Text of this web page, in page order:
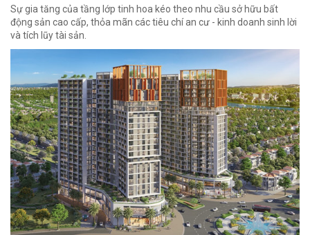
Sự gia tăng của tầng lớp tinh hoa kéo theo nhu cầu sở hữu bất
động sản cao cấp, thỏa mãn các tiêu chí an cư - kinh doanh sinh lời
và tích lũy tài sản.